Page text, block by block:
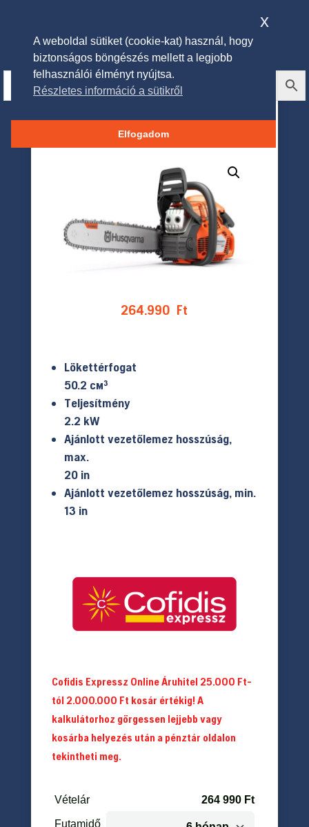
HUSQVARNA 445 S benzines
láncfűrész
264.990 Ft
Lökettérfogat
50.2 см³
Teljesítmény
2.2 kW
Ajánlott vezetőlemez hosszúság,
max.
20 in
Ajánlott vezetőlemez hosszúság, min.
13 in
Cofidis Expressz Online Áruhitel 25.000 Ft-
tól 2.000.000 Ft kosár értékig! A
kalkulátorhoz görgessen lejjebb vagy
kosárba helyezés után a pénztár oldalon
tekintheti meg.
A weboldal sütiket (cookie-kat) használ, hogy
biztonságos böngészés mellett a legjobb
felhasználói élményt nyújtsa.
Részletes információ a sütikről
Elfogadom
x